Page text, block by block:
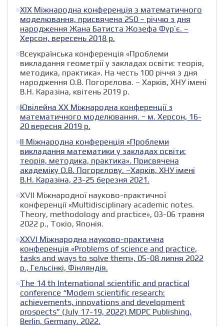
XIХ Міжнародна конференція з математичного
моделювання, присвячена 250 – річчю з дня
народження Жана Батиста Жозефа Фур’є. –
Херсон, вересень 2018 р.
Всеукраїнська конференція «Проблеми
викладання геометрії у закладах освіти: теорія,
методика, практика». На честь 100 річчя з дня
народження О.В. Погорєлова. – Харків, ХНУ імені
В.Н. Каразіна, квітень 2019 р.
Ювілейна ХХ Міжнародна конференції з
математичного моделювання. − м. Херсон, 16-
20 вересня 2019 р.
ІІ Міжнародна конференція «Проблеми
викладання математики у закладах освіти:
теорія, методика, практика». Присвячена
академіку О.В. Погорєлову. –Харків, ХНУ імені
В.Н. Каразіна, 23-25 березня 2021.
XVII Міжнародної науково-практичної
конференції «Multidisciplinary academic notes.
Theory, methodology and practice», 03-06 травня
2022 р., Токіо, Японія.
XXVI Міжнародна науково-практична
конференція «Problems of science and practice,
tasks and ways to solve them», 05-08 липня 2022
р., Гельсінкі, Фінляндія.
The 14 th International scientific and practical
conference “Modern scientific research:
achievements, innovations and development
prospects” (July 17-19, 2022) MDPC Publishing,
Berlin, Germany. 2022.